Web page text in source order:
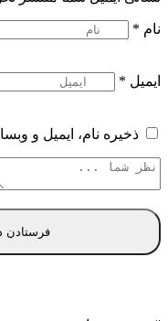
نام *
ایمیل *
ذخیره نام، ایمیل و